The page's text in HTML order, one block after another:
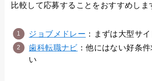
比較して応募することをおすすめしま
ジョブメドレー ：まずは大型サ
歯科転職ナビ ：他にはない好条
い